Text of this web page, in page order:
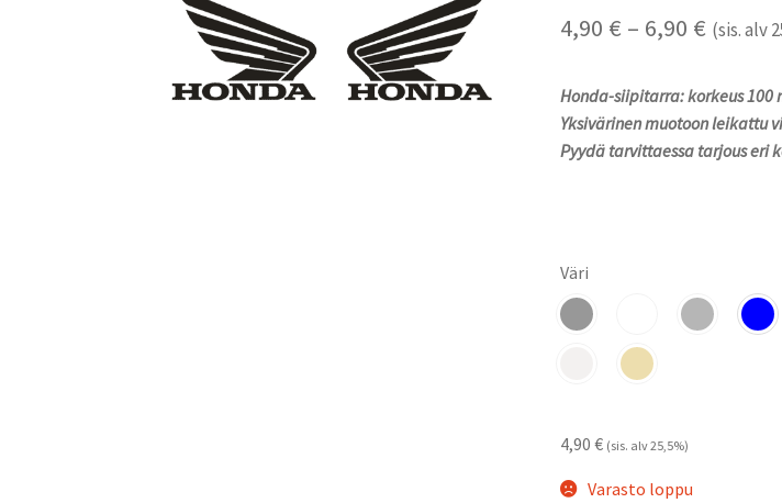
4,90 € – 6,90 €
-
6,90 €
(sis. alv
Honda-siipitarra: korkeus 100
Yksivärinen muotoon leikattu
Pyydä tarvittaessa tarjous eri
Väri
4,90€ (sis. alv 25,5%)
Varasto loppu